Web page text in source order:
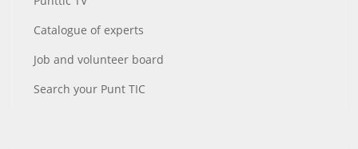
Catalogue of experts
Job and volunteer board
Search your Punt TIC